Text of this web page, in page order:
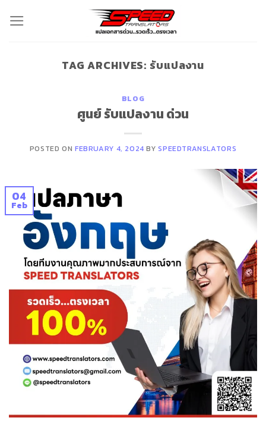
TAG ARCHIVES: รับแปลงาน
BLOG
ศูนย์ รับแปลงาน ด่วน
POSTED ON FEBRUARY 4, 2024 BYSPEEDTRANSLATORS
04
Feb